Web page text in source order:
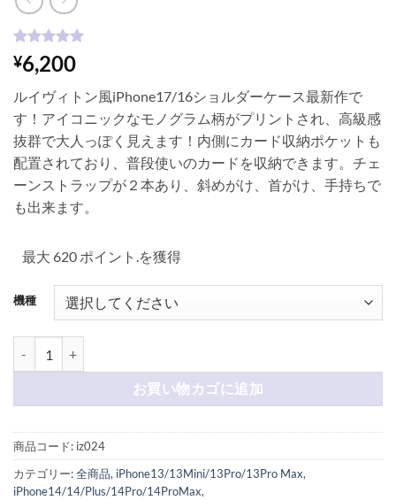
1
件の利用者
評価に基づ
価のうち、
5点
¥6,200
ルイヴィトン風iPhone17/16ショルダーケース最新作で
す！アイコニックなモノグラム柄がプリントされ、高級感
抜群で大人っぽく見えます！内側にカード収納ポケットも
配置されており、普段使いのカードを収納できます。チェ
ーンストラップが２本あり、斜めがけ、首がけ、手持ちで
も出来ます。
最大 620 ポイント.を獲得
機種
お買い物カゴに追加
商品コード: iz024
カテゴリー:全商品, iPhone13/13Mini/13Pro/13Pro Max,
iPhone14/14/Plus/14Pro/14ProMax,